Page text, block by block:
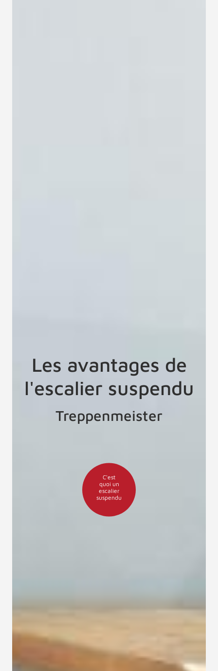
Les avantages de
l'escalier suspendu
Treppenmeister
C'est
quoi un
escalier
suspendu